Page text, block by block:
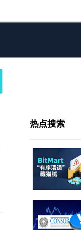
热点搜索